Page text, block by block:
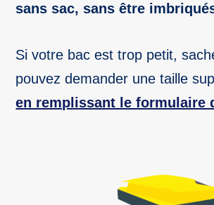
sans sac, sans être
Si votre bac est trop petit,
pouvez demander une taille
en remplissant le formulaire